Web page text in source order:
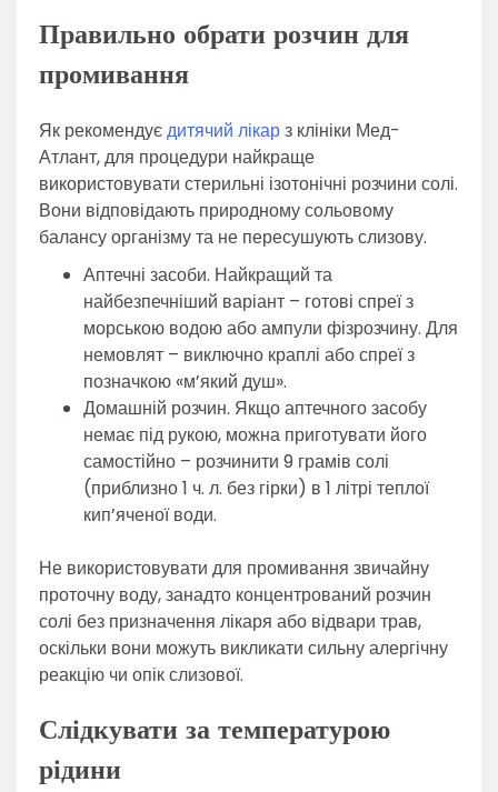
Правильно обрати розчин для
промивання
Як рекомендуєдитячий лікарз клініки Мед-
Атлант, для процедури найкраще
використовувати стерильні ізотонічні розчини солі.
Вони відповідають природному сольовому
балансу організму та не пересушують слизову.
Аптечні засоби. Найкращий та
найбезпечніший варіант – готові спреї з
морською водою або ампули фізрозчину. Для
немовлят – виключно краплі або спреї з
позначкою «м’який душ».
Домашній розчин. Якщо аптечного засобу
немає під рукою, можна приготувати його
самостійно – розчинити 9 грамів солі
(приблизно 1 ч. л. без гірки) в 1 літрі теплої
кип’яченої води.
Не використовувати для промивання звичайну
проточну воду, занадто концентрований розчин
солі без призначення лікаря або відвари трав,
оскільки вони можуть викликати сильну алергічну
реакцію чи опік слизової.
Слідкувати за температурою
рідини